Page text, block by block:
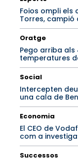
Foios ompli els
Torres, campió
Oratge
Pego arriba
temperatures
Social
Intercepten
una cala de
Economia
El CEO de
com a
Successos